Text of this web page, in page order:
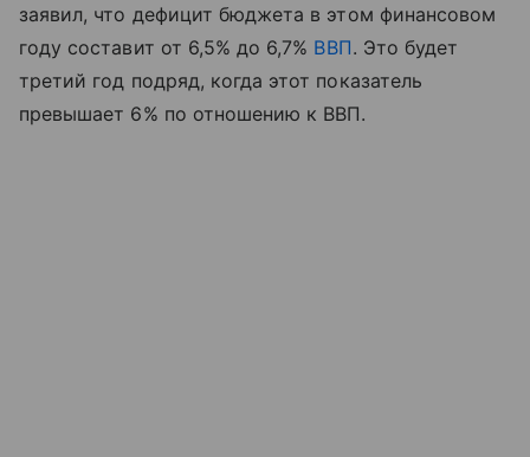
заявил, что дефицит бюджета в этом финансовом
году составит от 6,5% до 6,7% ВВП. Это будет
третий год подряд, когда этот показатель
превышает 6% по отношению к ВВП.